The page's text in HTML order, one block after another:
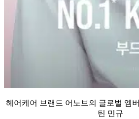
헤어케어 브랜드 어노브의 글로벌 엠
틴 민규